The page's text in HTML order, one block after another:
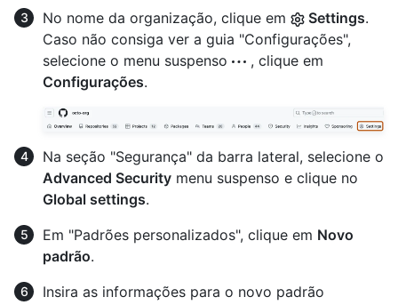
No nome da organização, clique em
Settings.
Caso não consiga ver a guia "Configurações",
selecione o menu suspenso
, clique em
Configurações.
Na seção "Segurança" da barra lateral, selecione o
Advanced Security menu suspenso e clique no
Global settings.
Em "Padrões personalizados", clique em Novo
padrão.
Insira as informações para o novo padrão